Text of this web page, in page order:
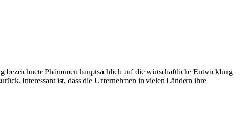
bezeichnete Phänomen hauptsächlich auf die wirtschaftliche Entwicklung
Interessant ist, dass die Unternehmen in vielen Ländern ihre